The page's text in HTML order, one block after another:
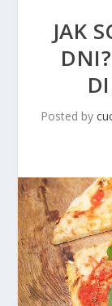
JAK
Posted by